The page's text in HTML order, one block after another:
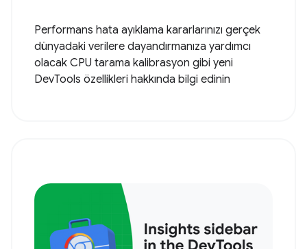
Performans hata ayıklama kararlarınızı gerçek
dünyadaki verilere dayandırmanıza yardımcı
olacak CPU tarama kalibrasyon gibi yeni
DevTools özellikleri hakkında bilgi edinin